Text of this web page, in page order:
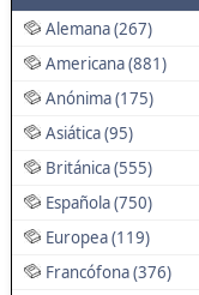
Alemana (267)
Americana (881)
Anónima (175)
Asiática (95)
Británica (555)
Española (750)
Europea (119)
Francófona (376)